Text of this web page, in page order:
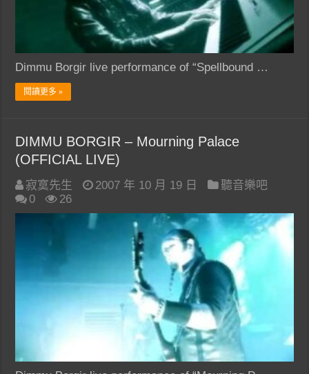
Dimmu Borgir live performance of “Spellbound …
閱讀更多 »
DIMMU BORGIR – Mourning Palace
(OFFICIAL LIVE)
寂寞先生 2007 年 10 月 19 日
聽音樂吧
0
26